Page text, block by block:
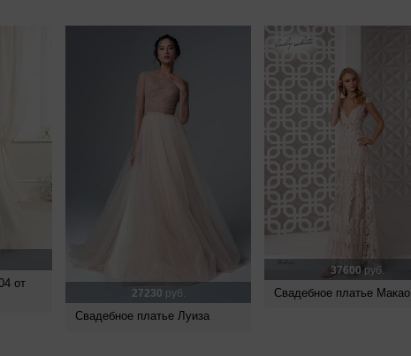
от
27230 руб.
Свадебное платье Луиза
37600руб.
Свадебное платье Макао